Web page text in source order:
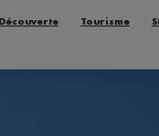
Découverte Tourisme